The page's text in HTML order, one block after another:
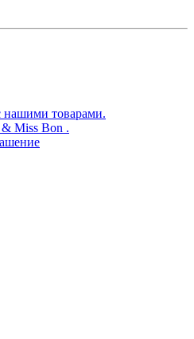
нашими товарами.
Miss Bon .